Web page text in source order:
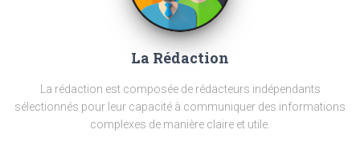
La Rédaction
La rédaction est composée de rédacteurs indépendants
sélectionnés pour leur capacité à communiquer des informations
complexes de manière claire et utile.